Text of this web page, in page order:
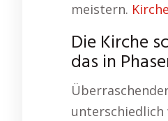
meistern.
Die Kirche
das in
unterschiedlich